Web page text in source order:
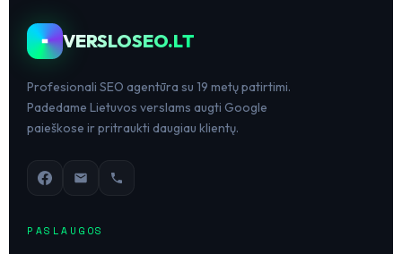
VERSLOSEO.LT
Profesionali SEO agentūra su 19 metų patirtimi.
Padedame Lietuvos verslams augti Google
paieškose ir pritraukti daugiau klientų.
PASLAUGOS